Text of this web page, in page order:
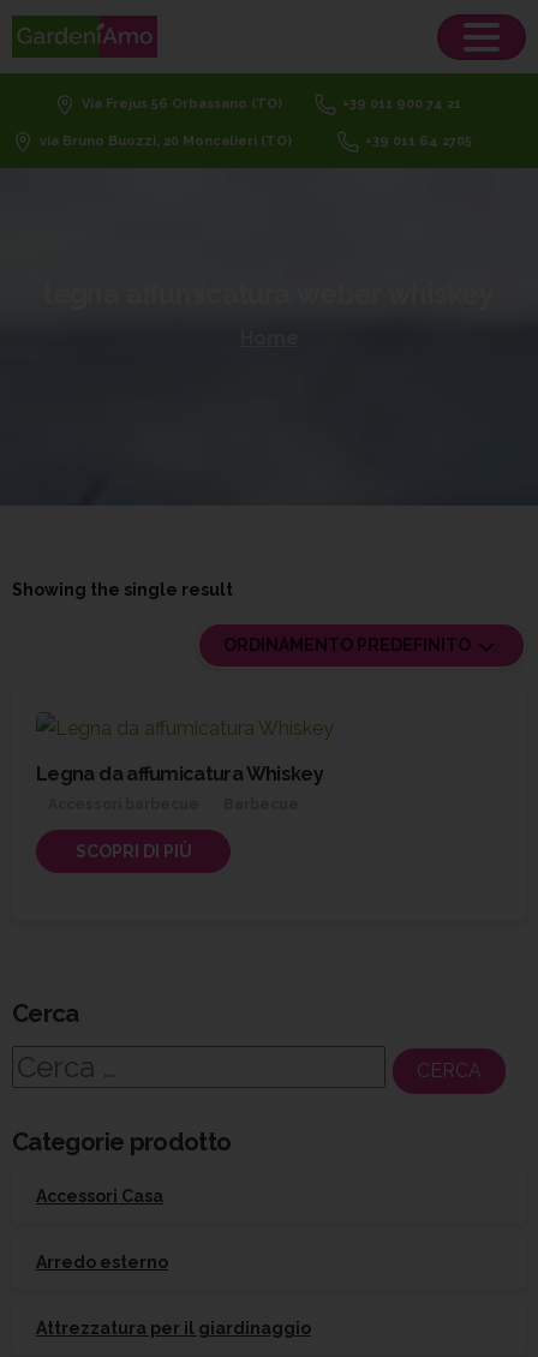
Via Frejus 56 Orbassano (TO) +39 011 900 74 21
via Bruno Buozzi, 20 Moncalieri (TO) +39 011 64 2705
Showing the single result
ORDINAMENTO PREDEFINITO
Legna da affumicatura Whiskey
SCOPRI DI PIÙ
Cerca
Ricerca
Categorie prodotto
Accessori Casa
Arredo esterno
Attrezzatura per il giardinaggio